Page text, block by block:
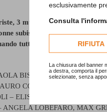
esclusivamente
Consulta
RIFIUTA
La chiusura del banner
a destra, comporta il
selezionate, senza
3 musicisti: le stelle dicono
subiscono la guerra pur se
tutto sembra remare contro.
BISIO – ANNE-
COSSU – MAURIZIO
– ELISA FRANZOI –
LOBEFARO, MAX